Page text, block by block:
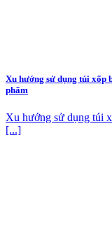
Xu hướng sử dụng túi xốp
phẩm
Xu hướng sử dụng túi
[...]